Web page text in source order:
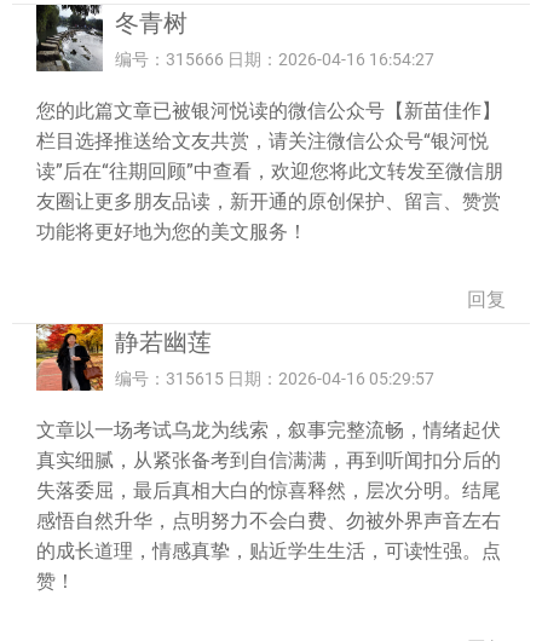
冬青树
编号：315666 日期：2026-04-16 16:54:27
您的此篇文章已被银河悦读的微信公众号【新苗佳作】
栏目选择推送给文友共赏，请关注微信公众号“银河悦
读”后在“往期回顾”中查看，欢迎您将此文转发至微信朋
友圈让更多朋友品读，新开通的原创保护、留言、赞赏
功能将更好地为您的美文服务！
回复
静若幽莲
编号：315615 日期：2026-04-16 05:29:57
文章以一场考试乌龙为线索，叙事完整流畅，情绪起伏
真实细腻，从紧张备考到自信满满，再到听闻扣分后的
失落委屈，最后真相大白的惊喜释然，层次分明。结尾
感悟自然升华，点明努力不会白费、勿被外界声音左右
的成长道理，情感真挚，贴近学生生活，可读性强。点
赞！